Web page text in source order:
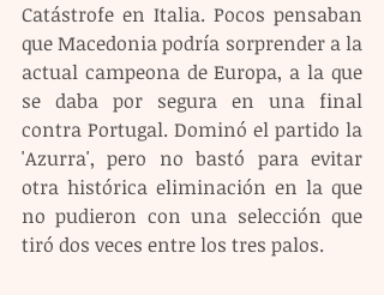
Catástrofe en Italia. Pocos pensaban
que Macedonia podría sorprender a la
actual campeona de Europa, a la que
se daba por segura en una final
contra Portugal. Dominó el partido la
'Azurra', pero no bastó para evitar
otra histórica eliminación en la que
no pudieron con una selección que
tiró dos veces entre los tres palos.